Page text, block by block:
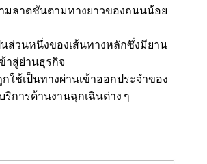
มลาดชันตามทางยาวของถนนน้อย
นส่วนหนึ่งของเส้นทางหลักซึ่งมียาน
าสู่ย่านธุรกิจ
ใช้เป็นทางผ่านเข้าออกประจําของ
การด้านงานฉุกเฉินต่าง ๆ